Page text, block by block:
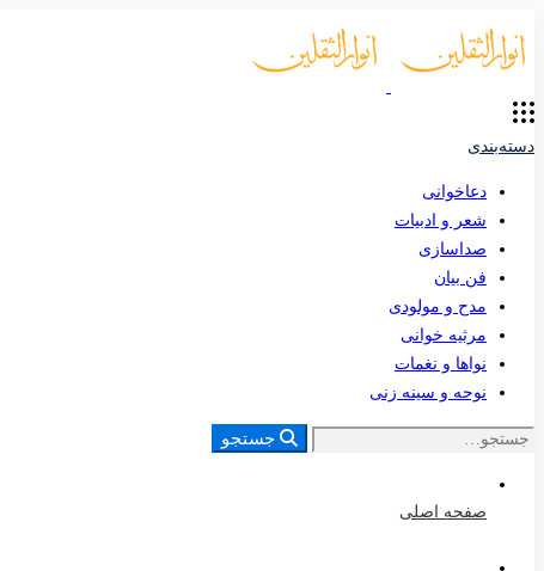
دسته‌بندی
دعاخوانی
شعر و ادبیات
صداسازی
فن بیان
مدح و مولودی
مرثیه خوانی
نواها و نغمات
نوحه و سینه زنی
جستجو
صفحه اصلی